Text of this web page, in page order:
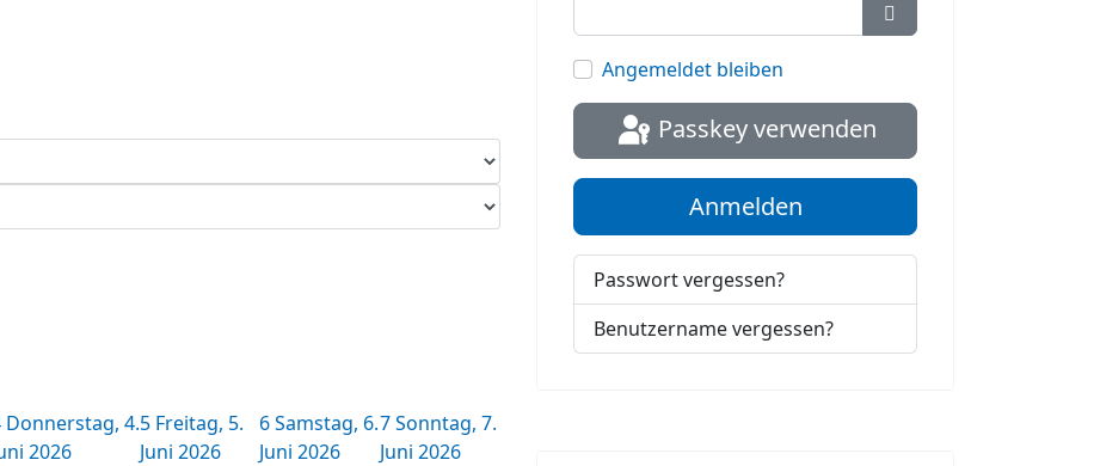
Donnerstag, 4.
2026
5 Freitag, 5.
Juni 2026
6Samstag, 6.
Juni 2026
7Sonntag, 7.
Juni 2026
Passwort anzeigen
Angemeldet bleiben
Passkey verwenden
Anmelden
Passwort vergessen?
Benutzername vergessen?